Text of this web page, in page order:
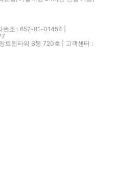
번호 : 652-81-01454 |
트윈타워 B동 720호 | 고객센터 :